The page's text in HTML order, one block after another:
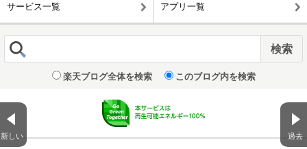
新しい 過去
サービス一覧 アプリ一覧
楽天ブログ全体を検索 このブログ内を検索